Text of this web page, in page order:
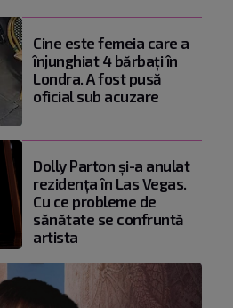
Cine este femeia care a
înjunghiat 4 bărbați în
Londra. A fost pusă
oficial sub acuzare
Dolly Parton și-a anulat
rezidența în Las Vegas.
Cu ce probleme de
sănătate se confruntă
artista